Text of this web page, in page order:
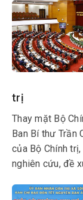
Phạm Minh
Hoa Kỳ nhằm
cơ hội hợp tác,
Nam phát triển
trị
Thay mặt Bộ
Ban Bí thư Trần
của Bộ Chính
nghiên cứu, đề